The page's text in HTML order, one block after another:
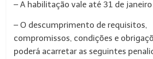
– A habilitação vale até 31 de
– O descumprimento de requisitos,
compromissos, condições e
poderá acarretar as seguintes